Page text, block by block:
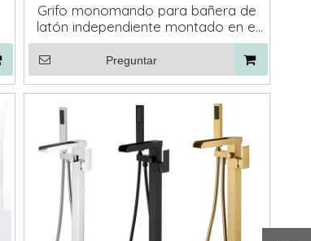
Grifo monomando para bañera de
latón independiente montado en el
suelo con relleno para bañera, color
negro
Preguntar